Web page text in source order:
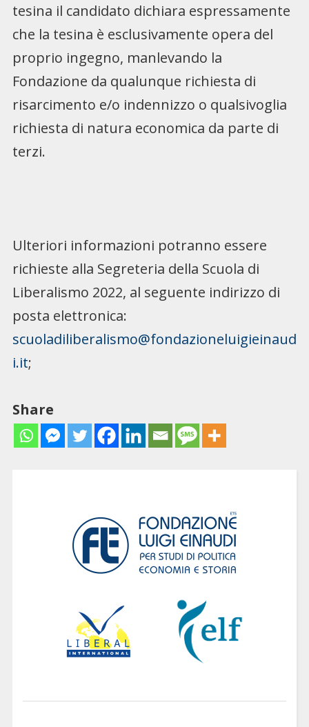
tesina il candidato dichiara espressamente
che la tesina è esclusivamente opera del
proprio ingegno, manlevando la
Fondazione da qualunque richiesta di
risarcimento e/o indennizzo o qualsivoglia
richiesta di natura economica da parte di
terzi.
Ulteriori informazioni potranno essere
richieste alla Segreteria della Scuola di
Liberalismo 2022, al seguente indirizzo di
posta elettronica:
scuoladiliberalismo@fondazioneluigieinaud
i.it;
Share